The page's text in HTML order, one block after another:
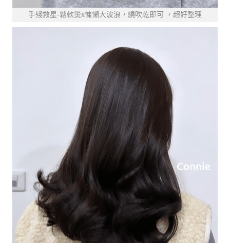
手殘救星-鬆軟燙x慵懶大波浪，繞吹乾即可 ，超好整理